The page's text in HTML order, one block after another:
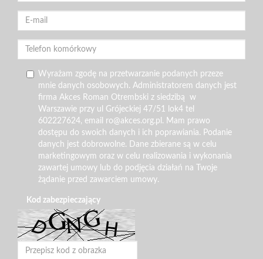
Wyrażam zgodę na przetwarzanie podanych przeze
mnie danych osobowych. Administratorem danych jest
firma Akces Roman Otrembski z siedzibą w
Warszawie przy ul Grójeckiej 47/51 lok4 tel
602227624, email ro@akces.org.pl. Mam prawo
dostępu do swoich danych i ich poprawiania. Podanie
danych jest dobrowolne. Dane zbierane są w celu
marketingowym oraz w celu realizowania i wykonania
zawartej umowy lub do podjęcia działań na Twoje
żądanie przed zawarciem umowy.
Kod zabezpieczający